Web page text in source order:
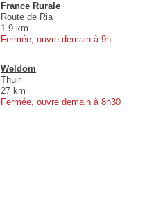
France Rurale
Route de Ria
1.9 km
Fermée, ouvre demain à 9h
Weldom
Thuir
27 km
Fermée, ouvre demain à 8h30